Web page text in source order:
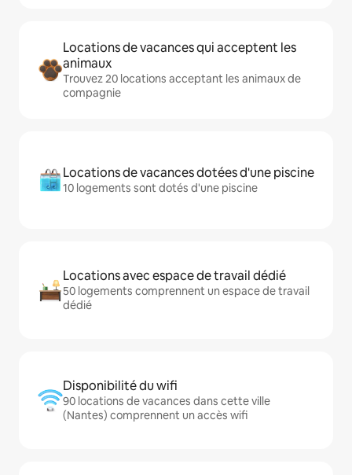
Locations de vacances qui acceptent les
animaux
Trouvez 20 locations acceptant les animaux de
compagnie
Locations de vacances dotées d'une piscine
10 logements sont dotés d'une piscine
Locations avec espace de travail dédié
50 logements comprennent un espace de travail
dédié
Disponibilité du wifi
90 locations de vacances dans cette ville
(Nantes) comprennent un accès wifi